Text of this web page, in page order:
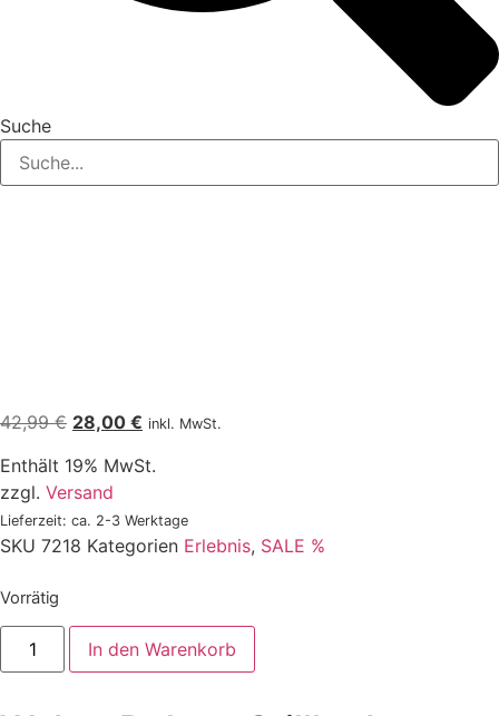
Suche
42,99€ Ursprünglicher
war:
42,99 €
28,00 € Aktueller
ist:
inkl. MwSt.
Enthält 19% MwSt.
zzgl. Versand
Lieferzeit: ca. 2-3 Werktage
SKU 7218 Kategorien Erlebnis, SALE %
Vorrätig
Weber
Deluxe
Grillkorb
In den Warenkorb